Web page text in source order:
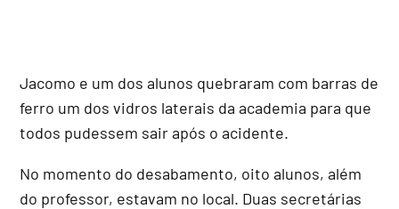
Jacomo e um dos alunos quebraram com barras de
ferro um dos vidros laterais da academia para que
todos pudessem sair após o acidente.
No momento do desabamento, oito alunos, além
do professor, estavam no local. Duas secretárias